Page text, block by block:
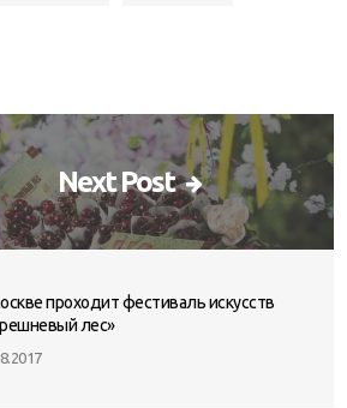
Next Post
проходит фестиваль искусств
лес»